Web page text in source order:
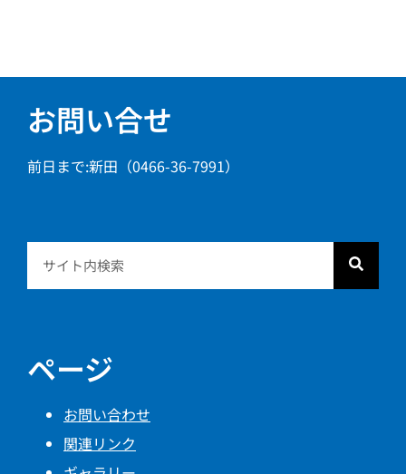
お問い合せ
前日まで:新田（0466-36-7991）
ページ
お問い合わせ
関連リンク